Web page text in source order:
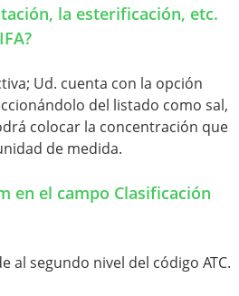
la esterificación, etc.
Ud. cuenta con la opción
del listado como sal,
colocar la concentración que
de medida.
en el campo Clasificación
al segundo nivel del código ATC.